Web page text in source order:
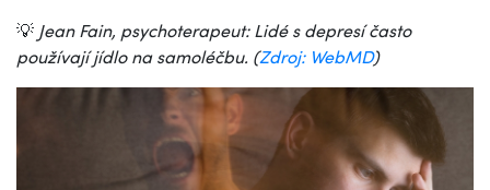
💡 Jean Fain, psychoterapeut: Lidé s depresí často
používají jídlo na samoléčbu. (Zdroj: WebMD)